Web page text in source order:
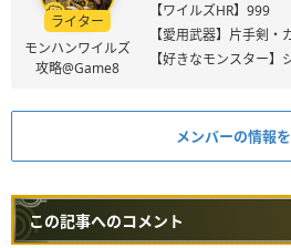
ライター
モンハンワイルズ
攻略@Game8
【ワイルズHR】999
【愛用武器】片手剣・
【好きなモンスター
メンバーの情報
この記事へのコメント